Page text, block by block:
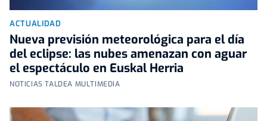
ACTUALIDAD
Nueva previsión meteorológica para el día
del eclipse: las nubes amenazan con aguar
el espectáculo en Euskal Herria
NOTICIAS TALDEA MULTIMEDIA